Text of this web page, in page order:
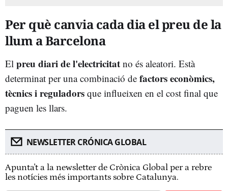
Per què canvia cada dia el preu de la
llum a Barcelona
El preu diari de l'electricitat no és aleatori. Està
determinat per una combinació de factors econòmics,
tècnics i reguladors que influeixen en el cost final que
paguen les llars.
NEWSLETTER CRÓNICA GLOBAL
Apunta't a la newsletter de Crònica Global per a rebre
les notícies més importants sobre Catalunya.